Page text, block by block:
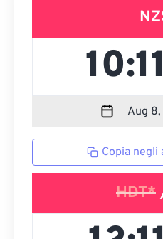
Copia negli
HDT*